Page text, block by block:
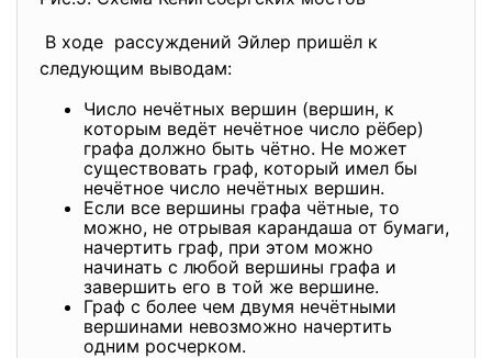
В ходе рассуждений Эйлер пришёл к
следующим выводам:
Число нечётных вершин (вершин, к
которым ведёт нечётное число рёбер)
графа должно быть чётно. Не может
существовать граф, который имел бы
нечётное число нечётных вершин.
Если все вершины графа чётные, то
можно, не отрывая карандаша от бумаги,
начертить граф, при этом можно
начинать с любой вершины графа и
завершить его в той же вершине.
Граф с более чем двумя нечётными
вершинами невозможно начертить
одним росчерком.